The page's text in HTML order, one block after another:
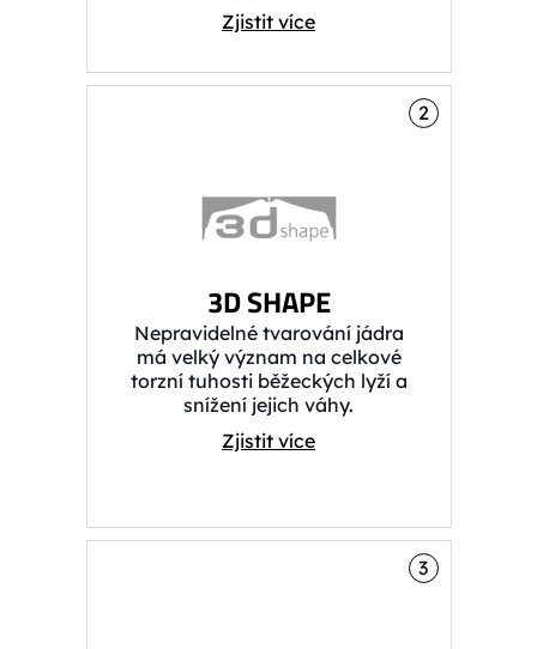
Zjistit více
2
3D SHAPE
Nepravidelné tvarování jádra
má velký význam na celkové
torzní tuhosti běžeckých lyží a
snížení jejich váhy.
Zjistit více
3